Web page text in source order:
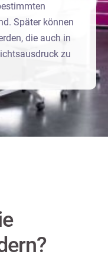
Später können
die auch in
zu